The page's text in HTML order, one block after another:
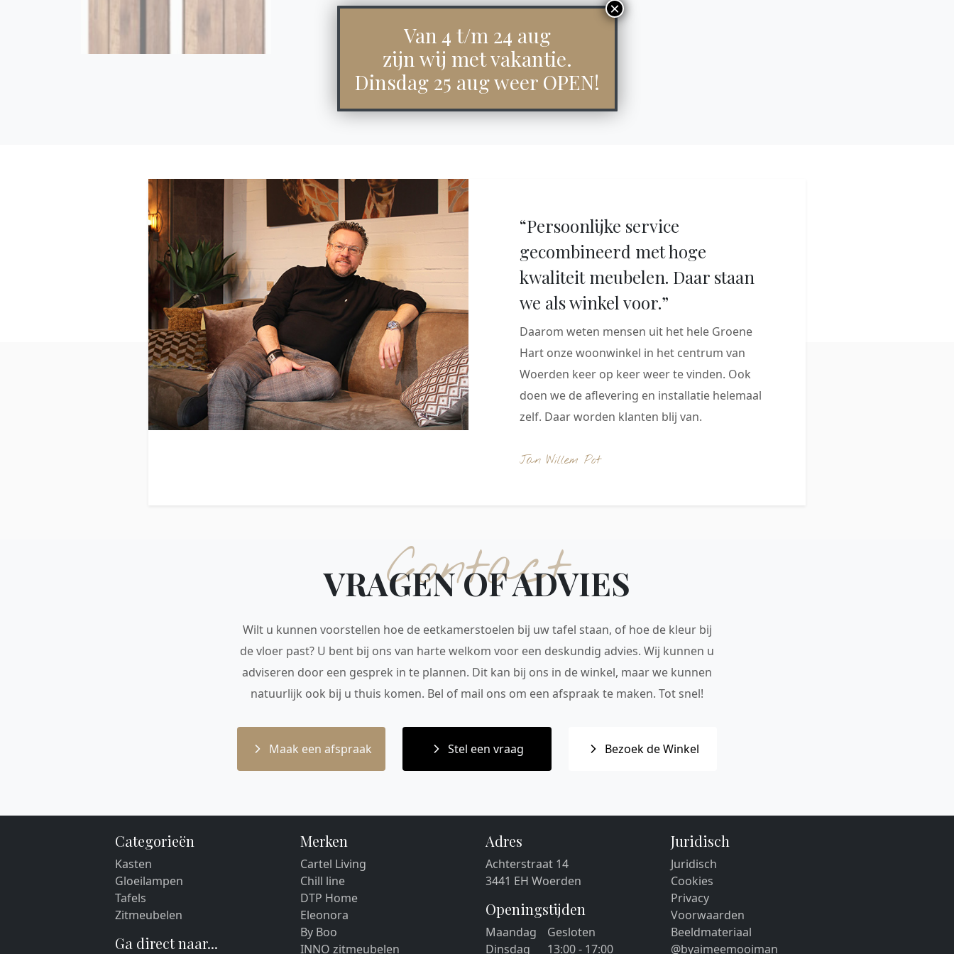
“Persoonlijke service
gecombineerd met hoge
kwaliteit meubelen. Daar staan
we als winkel voor.”
Daarom weten mensen uit het hele Groene
Hart onze woonwinkel in het centrum van
Woerden keer op keer weer te vinden. Ook
doen we de aflevering en installatie helemaal
zelf. Daar worden klanten blij van.
Jan Willem Pot
Contact
VRAGEN OF ADVIES
Wilt u kunnen voorstellen hoe de eetkamerstoelen bij uw tafel staan, of hoe de kleur bij
de vloer past? U bent bij ons van harte welkom voor een deskundig advies. Wij kunnen u
adviseren door een gesprek in te plannen. Dit kan bij ons in de winkel, maar we kunnen
natuurlijk ook bij u thuis komen. Bel of mail ons om een afspraak te maken. Tot snel!
Maak een afspraak Stel een vraag Bezoek de Winkel
Categorieën
Kasten
Gloeilampen
Tafels
Zitmeubelen
Ga direct naar...
Merken
Cartel Living
Chill line
DTP Home
Eleonora
By Boo
INNO zitmeubelen
Adres
Achterstraat 14
3441 EH Woerden
Openingstijden
Maandag
Gesloten
Dinsdag
13:00 - 17:00
Juridisch
Juridisch
Cookies
Privacy
Voorwaarden
Beeldmateriaal
@byaimeemooiman
Van 4 t/m 24 aug
zijn wij met vakantie.
Dinsdag 25 aug weer OPEN!